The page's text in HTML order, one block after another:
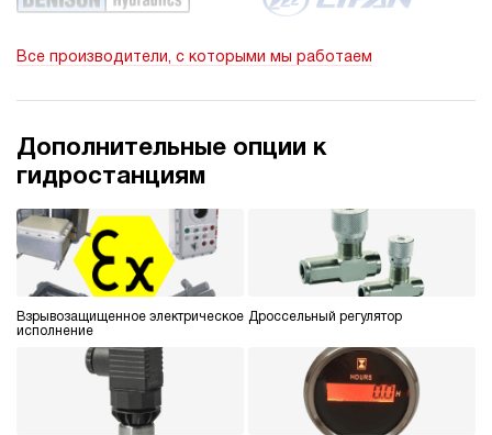
Все производители, с которыми мы работаем
Дополнительные опции к
гидростанциям
Взрывозащищенное электрическое
исполнение
Дроссельный регулятор